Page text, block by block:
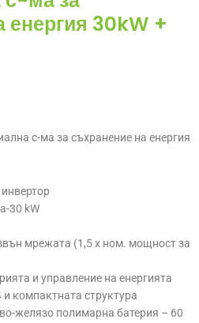
енергия 30kW +
с-ма за съхранение на енергия
30 kW
мрежата (1,5 x ном. мощност за
и управление на енергията
компактната структура
желязо полимарна батерия – 60